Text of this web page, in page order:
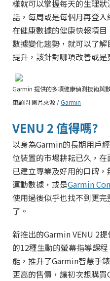
樣就可以掌握每天的生理
話，每周或是每個月再登
在健康數據的健康快報項
數據變化趨勢，就可以了
提升，該針對哪項改善或是
Garmin 提供的多項健康偵測技術與
康顧問 圖片來源 /Garmin
VENU 2 值得嗎?
以身為Garmin的長期用戶
位裝置的市場耕耘已久，在
已建立專業及好用的口碑
運動數據，或是Garmin
使用過後似乎也找不到更
了。
新推出的GarminVENU 2提
的12種生動的螢幕指導課
能，推升了Garmin智慧手
更高的售價，讓初次想購